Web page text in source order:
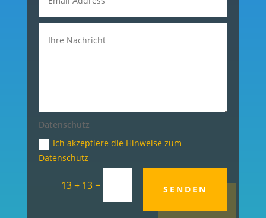
Datenschutz
Ich akzeptiere die Hinweise zum
Datenschutz
13 + 13 = SENDEN